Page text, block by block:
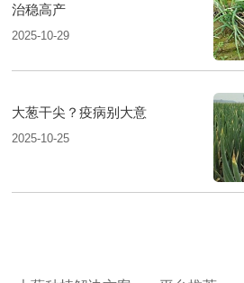
治稳高产
2025-10-29
大葱干尖？疫病别大意
2025-10-25